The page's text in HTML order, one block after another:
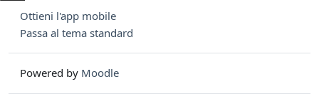
Ottieni l'app mobile
Passa al tema standard
Powered by Moodle